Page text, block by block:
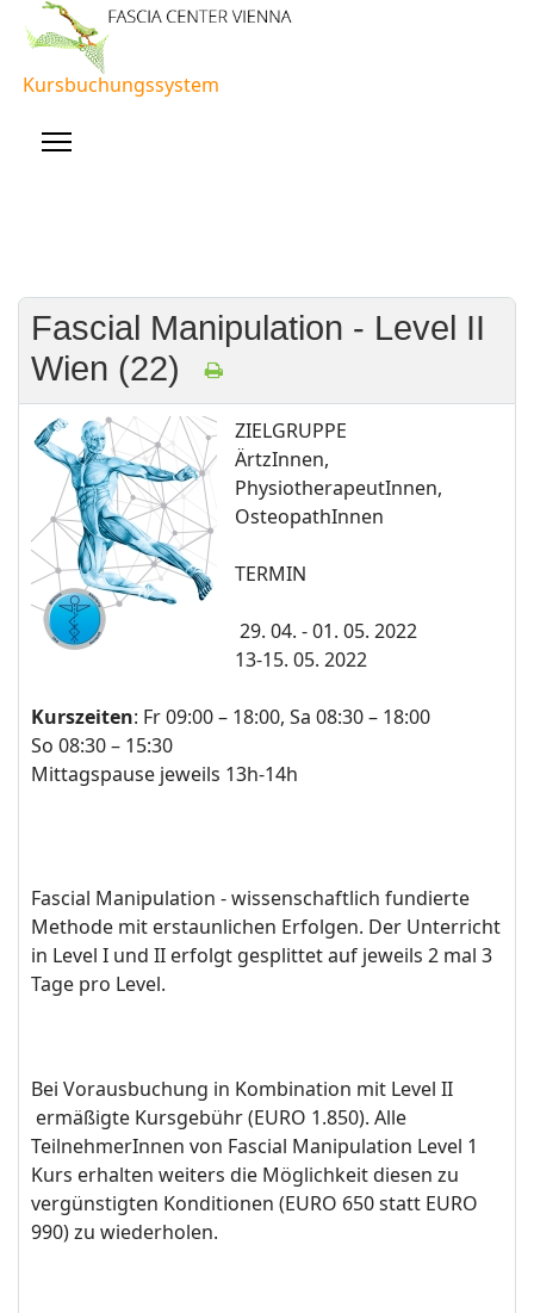
Kursbuchungssystem
Fascial Manipulation - Level II
Wien (22)
ZIELGRUPPE
ÄrtzInnen,
PhysiotherapeutInnen,
OsteopathInnen
TERMIN
29. 04. - 01. 05. 2022
13-15. 05. 2022
Kurszeiten: Fr 09:00 – 18:00, Sa 08:30 – 18:00
So 08:30 – 15:30
Mittagspause jeweils 13h-14h
Fascial Manipulation - wissenschaftlich fundierte
Methode mit erstaunlichen Erfolgen. Der Unterricht
in Level I und II erfolgt gesplittet auf jeweils 2 mal 3
Tage pro Level.
Bei Vorausbuchung in Kombination mit Level II
ermäßigte Kursgebühr (EURO 1.850). Alle
TeilnehmerInnen von Fascial Manipulation Level 1
Kurs erhalten weiters die Möglichkeit diesen zu
vergünstigten Konditionen (EURO 650 statt EURO
990) zu wiederholen.